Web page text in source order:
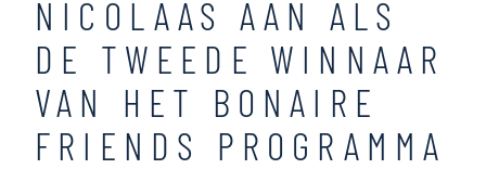
NICOLAAS AAN ALS
DE TWEEDE WINNAAR
VAN HET BONAIRE
FRIENDS PROGRAMMA